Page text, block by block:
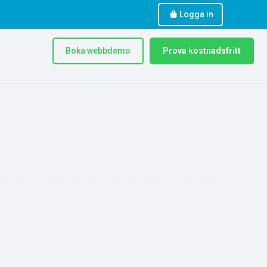
Logga in
Boka webbdemo Prova kostnadsfritt